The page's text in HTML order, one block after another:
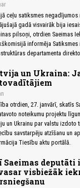
ceļu satiksmes
gadā visvairāk bija
pilsoņi, otrdien Saeimas
informēja
departamenta
un Ukraina:
otrdien, 27. janvārī, skatīs
noteikumu projektu
un Ukrainu par valstu izdoto
savstarpēju atzīšanu un
Tiesību aktu portālā.
Saeimas
visbiežāk